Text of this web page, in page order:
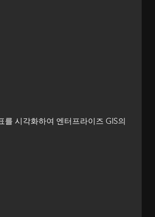
시각화하여 엔터프라이즈 GIS의